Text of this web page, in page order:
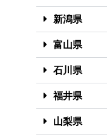
新潟県
富山県
石川県
福井県
山梨県